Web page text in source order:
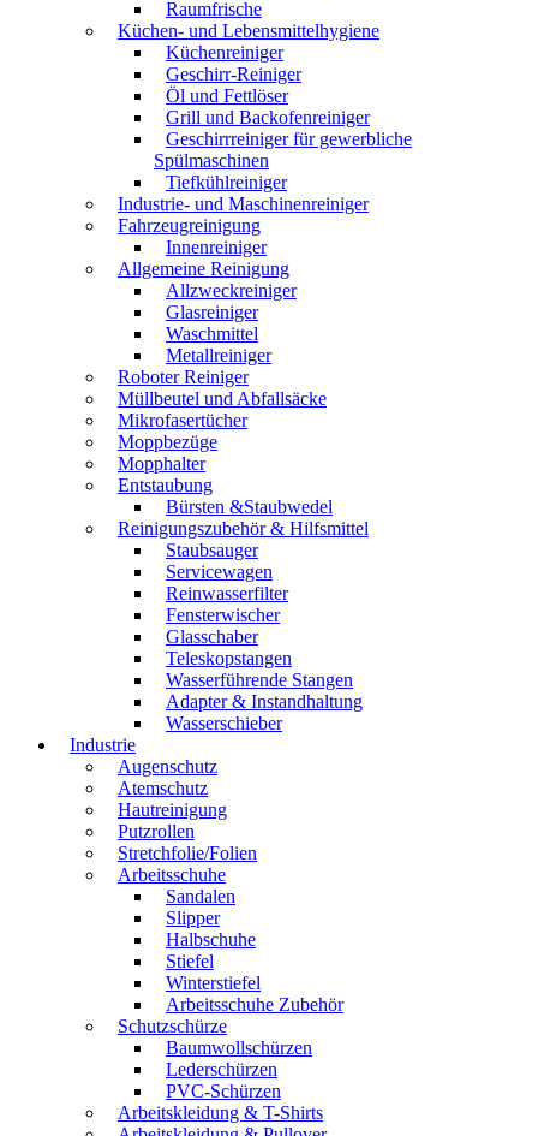
Raumfrische
Küchen- und Lebensmittelhygiene
Küchenreiniger
Geschirr-Reiniger
Öl und Fettlöser
Grill und Backofenreiniger
Geschirrreiniger für gewerbliche
Spülmaschinen
Tiefkühlreiniger
Industrie- und Maschinenreiniger
Fahrzeugreinigung
Innenreiniger
Allgemeine Reinigung
Allzweckreiniger
Glasreiniger
Waschmittel
Metallreiniger
Roboter Reiniger
Müllbeutel und Abfallsäcke
Mikrofasertücher
Moppbezüge
Mopphalter
Entstaubung
Bürsten &Staubwedel
Reinigungszubehör & Hilfsmittel
Staubsauger
Servicewagen
Reinwasserfilter
Fensterwischer
Glasschaber
Teleskopstangen
Wasserführende Stangen
Adapter & Instandhaltung
Wasserschieber
Industrie
Augenschutz
Atemschutz
Hautreinigung
Putzrollen
Stretchfolie/Folien
Arbeitsschuhe
Sandalen
Slipper
Halbschuhe
Stiefel
Winterstiefel
Arbeitsschuhe Zubehör
Schutzschürze
Baumwollschürzen
Lederschürzen
PVC-Schürzen
Arbeitskleidung & T-Shirts